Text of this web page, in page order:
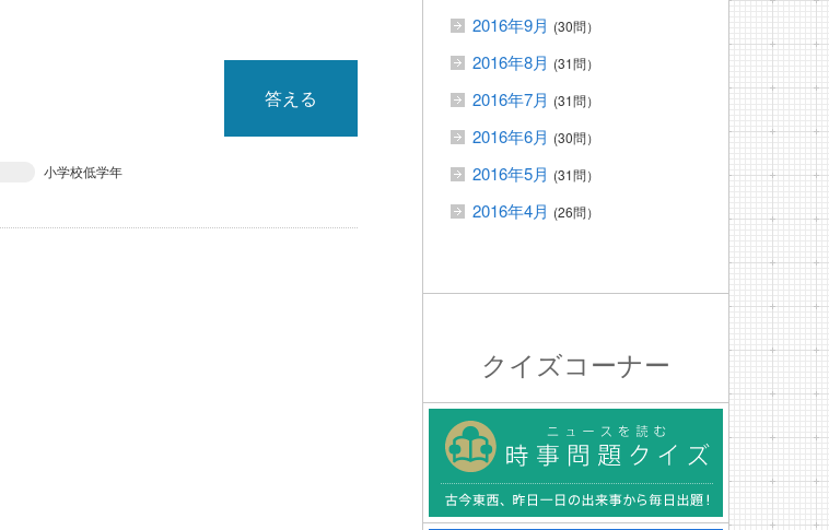
答える
小学校低学年
2016年9月 (30問）
2016年8月 (31問）
2016年7月 (31問）
2016年6月 (30問）
2016年5月 (31問）
2016年4月 (26問）
クイズコーナー